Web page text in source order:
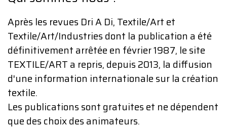
Après les revues Dri A Di, Textile/Art et
Textile/Art/Industries dont la publication a été
définitivement arrêtée en février 1987, le site
TEXTILE/ART a repris, depuis 2013, la diffusion
d'une information internationale sur la création
textile.
Les publications sont gratuites et ne dépendent
que des choix des animateurs.